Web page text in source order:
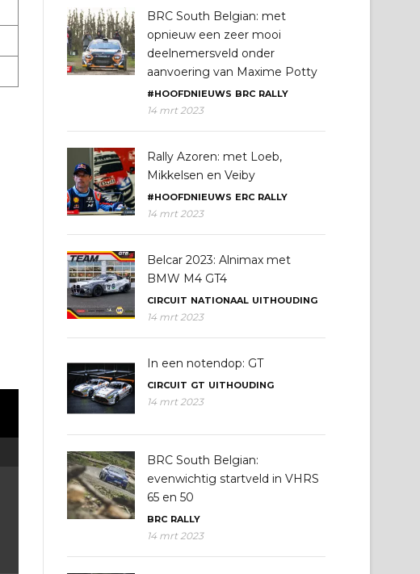
BRC South Belgian: met
opnieuw een zeer mooi
deelnemersveld onder
aanvoering van Maxime Potty
#HOOFDNIEUWS BRC RALLY
14 mrt 2023
Rally Azoren: met Loeb,
Mikkelsen en Veiby
#HOOFDNIEUWS ERC RALLY
14 mrt 2023
Belcar 2023: Alnimax met
BMW M4 GT4
CIRCUIT NATIONAAL UITHOUDING
14 mrt 2023
In een notendop: GT
CIRCUIT GT UITHOUDING
14 mrt 2023
BRC South Belgian:
evenwichtig startveld in VHRS
65 en 50
BRC RALLY
14 mrt 2023